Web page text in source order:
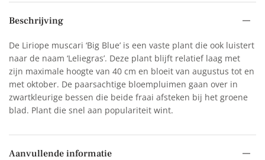
Beschrijving
De Liriope muscari ‘Big Blue’ is een vaste plant die ook luistert
naar de naam ‘Leliegras’. Deze plant blijft relatief laag met
zijn maximale hoogte van 40 cm en bloeit van augustus tot en
met oktober. De paarsachtige bloempluimen gaan over in
zwartkleurige bessen die beide fraai afsteken bij het groene
blad. Plant die snel aan populariteit wint.
Aanvullende informatie